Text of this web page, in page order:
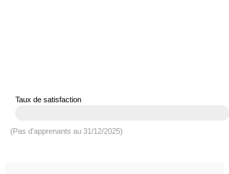
Taux de satisfaction
(Pas d’apprenants au 31/12/2025)